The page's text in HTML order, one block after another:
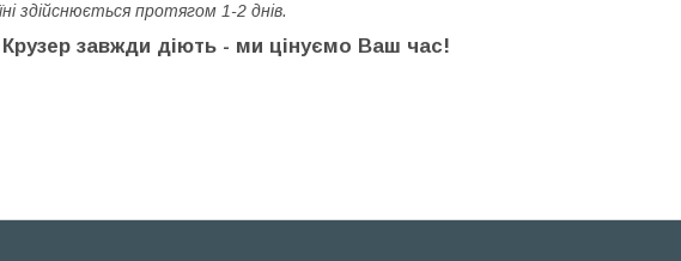
здійснюється протягом 1-2 днів.
Крузер завжди діють - ми цінуємо Ваш час!